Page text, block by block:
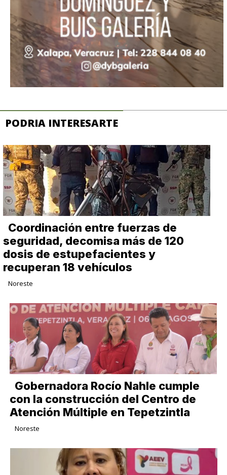
PODRIA INTERESARTE
Coordinación entre fuerzas de
seguridad, decomisa más de 120
dosis de estupefacientes y
recuperan 18 vehículos
Noreste
Gobernadora Rocío Nahle cumple
con la construcción del Centro de
Atención Múltiple en Tepetzintla
Noreste